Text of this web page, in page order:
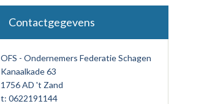
Contactgegevens
OFS - Ondernemers Federatie Schagen
Kanaalkade 63
1756 AD 't Zand
t: 0622191144